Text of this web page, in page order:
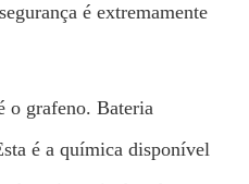
é extremamente
o grafeno. Bateria
é a química disponível